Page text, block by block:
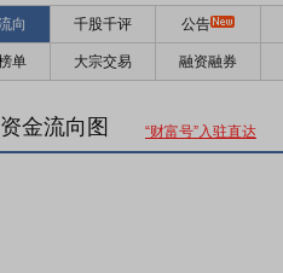
向 千股千评 公告
单 大宗交易 融资融券
金流向图 “财富号”入驻直达